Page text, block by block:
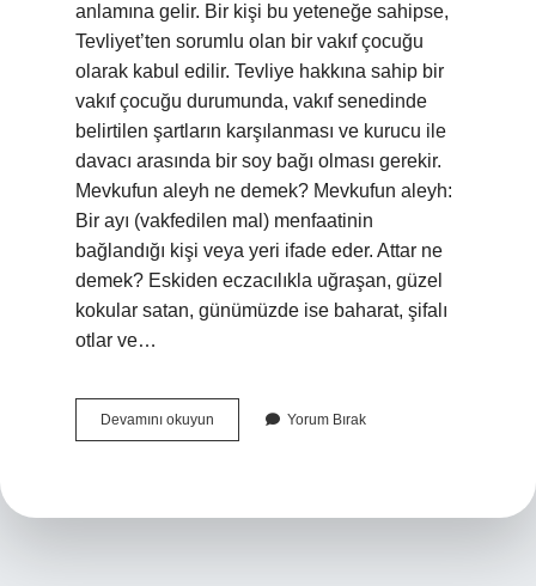
anlamına gelir. Bir kişi bu yeteneğe sahipse,
Tevliyet’ten sorumlu olan bir vakıf çocuğu
olarak kabul edilir. Tevliye hakkına sahip bir
vakıf çocuğu durumunda, vakıf senedinde
belirtilen şartların karşılanması ve kurucu ile
davacı arasında bir soy bağı olması gerekir.
Mevkufun aleyh ne demek? Mevkufun aleyh:
Bir ayı (vakfedilen mal) menfaatinin
bağlandığı kişi veya yeri ifade eder. Attar ne
demek? Eskiden eczacılıkla uğraşan, güzel
kokular satan, günümüzde ise baharat, şifalı
otlar ve…
Devamını okuyun Müstegallat
Ne
Yorum Bırak